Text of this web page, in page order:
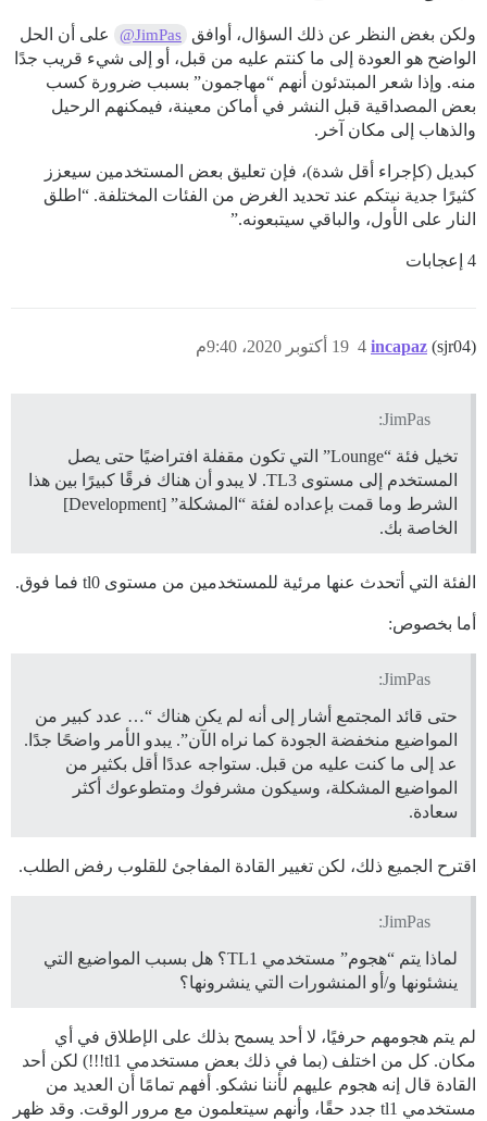
ولكن بغض النظر عن ذلك السؤال، أوافق @JimPas
على أن الحل
الواضح هو العودة إلى ما كنتم عليه من قبل، أو إلى شيء قريب جدًا
منه. وإذا شعر المبتدئون أنهم “مهاجمون” بسبب ضرورة كسب
بعض المصداقية قبل النشر في أماكن معينة، فيمكنهم الرحيل
والذهاب إلى مكان آخر.
كبديل (كإجراء أقل شدة)، فإن تعليق بعض المستخدمين سيعزز
كثيرًا جدية نيتكم عند تحديد الغرض من الفئات المختلفة. “اطلق
النار على الأول، والباقي سيتبعونه.”
4 إعجابات
incapaz (sjr04) 19 أكتوبر 2020، 9:40م 4
JimPas:
تخيل فئة “Lounge” التي تكون مقفلة افتراضيًا حتى يصل
المستخدم إلى مستوى TL3. لا يبدو أن هناك فرقًا كبيرًا بين هذا
الشرط وما قمت بإعداده لفئة “المشكلة” [Development]
الخاصة بك.
الفئة التي أتحدث عنها مرئية للمستخدمين من مستوى tl0 فما فوق.
أما بخصوص:
JimPas:
حتى قائد المجتمع أشار إلى أنه لم يكن هناك “… عدد كبير من
المواضيع منخفضة الجودة كما نراه الآن”. يبدو الأمر واضحًا جدًا.
عد إلى ما كنت عليه من قبل. ستواجه عددًا أقل بكثير من
المواضيع المشكلة، وسيكون مشرفوك ومتطوعوك أكثر
سعادة.
اقترح الجميع ذلك، لكن تغيير القادة المفاجئ للقلوب رفض الطلب.
JimPas:
لماذا يتم “هجوم” مستخدمي TL1؟ هل بسبب المواضيع التي
ينشئونها و/أو المنشورات التي ينشرونها؟
لم يتم هجومهم حرفيًا، لا أحد يسمح بذلك على الإطلاق في أي
مكان. كل من اختلف (بما في ذلك بعض مستخدمي tl1!!!) لكن أحد
القادة قال إنه هجوم عليهم لأننا نشكو. أفهم تمامًا أن العديد من
مستخدمي tl1 جدد حقًا، وأنهم سيتعلمون مع مرور الوقت. وقد ظهر